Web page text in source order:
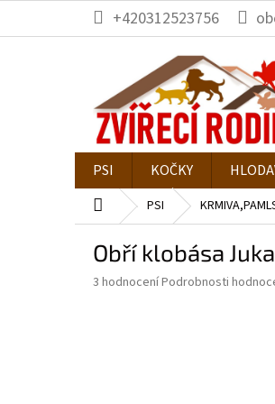
obsah
+420312523756
PSI KOČKY
Domů PSI
Obří klobása
Průměrné
3 hodnoceníPodrobnosti